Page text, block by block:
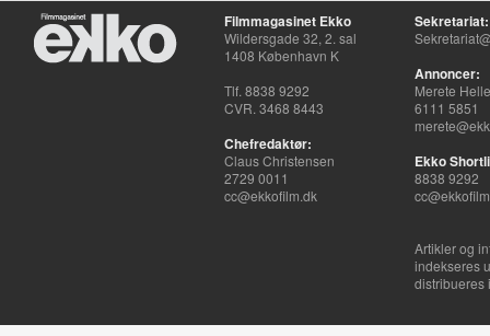
Filmmagasinet Ekko
Wildersgade 32, 2. sal
1408 København K
Tlf. 8838 9292
CVR. 3468 8443
Chefredaktør:
Claus Christensen
2729 0011
cc@ekkofilm.dk
Sekretariat:
Annoncer:
Merete
6111 5851
Ekko
8838 9292
Artikler og
indekseres
distribueres